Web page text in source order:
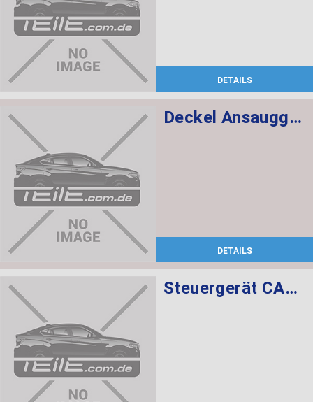
DETAILS
Deckel Ansauggeräuschdämpfer
DETAILS
Steuergerät CAS CAS3